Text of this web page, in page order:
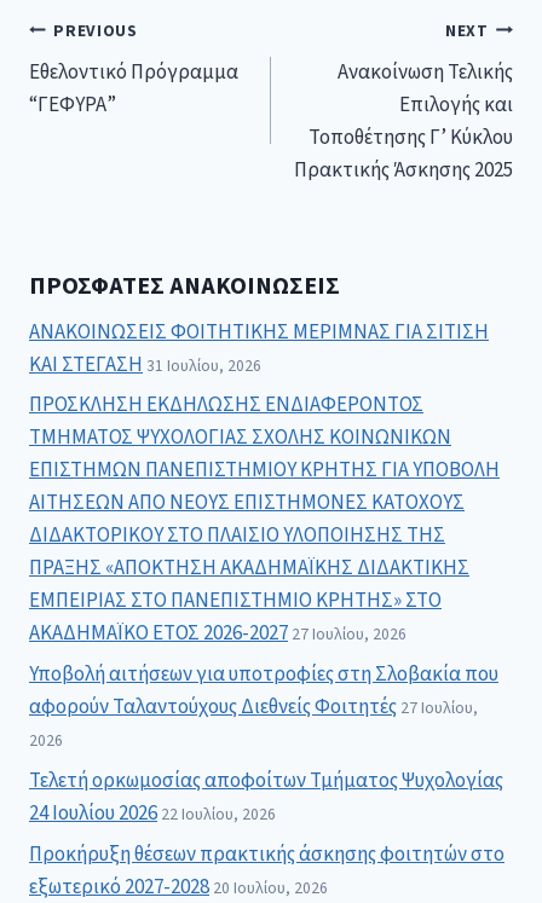
PREVIOUS
Εθελοντικό Πρόγραμμα
“ΓΕΦΥΡΑ”
NEXT
Ανακοίνωση Τελικής
Επιλογής και
Τοποθέτησης Γ’ Κύκλου
Πρακτικής Άσκησης 2025
ΠΡΌΣΦΑΤΕΣ ΑΝΑΚΟΙΝΏΣΕΙΣ
ΑΝΑΚΟΙΝΩΣΕΙΣ ΦΟΙΤΗΤΙΚΗΣ ΜΕΡΙΜΝΑΣ ΓΙΑ ΣΙΤΙΣΗ
ΚΑΙ ΣΤΕΓΑΣΗ 31 Ιουλίου, 2026
ΠΡΟΣΚΛΗΣΗ ΕΚΔΗΛΩΣΗΣ ΕΝΔΙΑΦΕΡΟΝΤΟΣ
ΤΜΗΜΑΤΟΣ ΨΥΧΟΛΟΓΙΑΣ ΣΧΟΛΗΣ ΚΟΙΝΩΝΙΚΩΝ
ΕΠΙΣΤΗΜΩΝ ΠΑΝΕΠΙΣΤΗΜΙΟΥ ΚΡΗΤΗΣ ΓΙΑ ΥΠΟΒΟΛΗ
ΑΙΤΗΣΕΩΝ ΑΠΟ ΝΕΟΥΣ ΕΠΙΣΤΗΜΟΝΕΣ ΚΑΤΟΧΟΥΣ
ΔΙΔΑΚΤΟΡΙΚΟΥ ΣΤΟ ΠΛΑΙΣΙΟ ΥΛΟΠΟΙΗΣΗΣ ΤΗΣ
ΠΡΑΞΗΣ «ΑΠΟΚΤΗΣΗ ΑΚΑΔΗΜΑΪΚΗΣ ΔΙΔΑΚΤΙΚΗΣ
ΕΜΠΕΙΡΙΑΣ ΣΤΟ ΠΑΝΕΠΙΣΤΗΜΙΟ ΚΡΗΤΗΣ» ΣΤΟ
ΑΚΑΔΗΜΑΪΚΟ ΕΤΟΣ 2026-2027 27 Ιουλίου, 2026
Υποβολή αιτήσεων για υποτροφίες στη Σλοβακία που
αφορούν Ταλαντούχους Διεθνείς Φοιτητές 27 Ιουλίου,
2026
Τελετή ορκωμοσίας αποφοίτων Τμήματος Ψυχολογίας
24 Ιουλίου 2026 22 Ιουλίου, 2026
Προκήρυξη θέσεων πρακτικής άσκησης φοιτητών στο
εξωτερικό 2027-2028 20 Ιουλίου, 2026